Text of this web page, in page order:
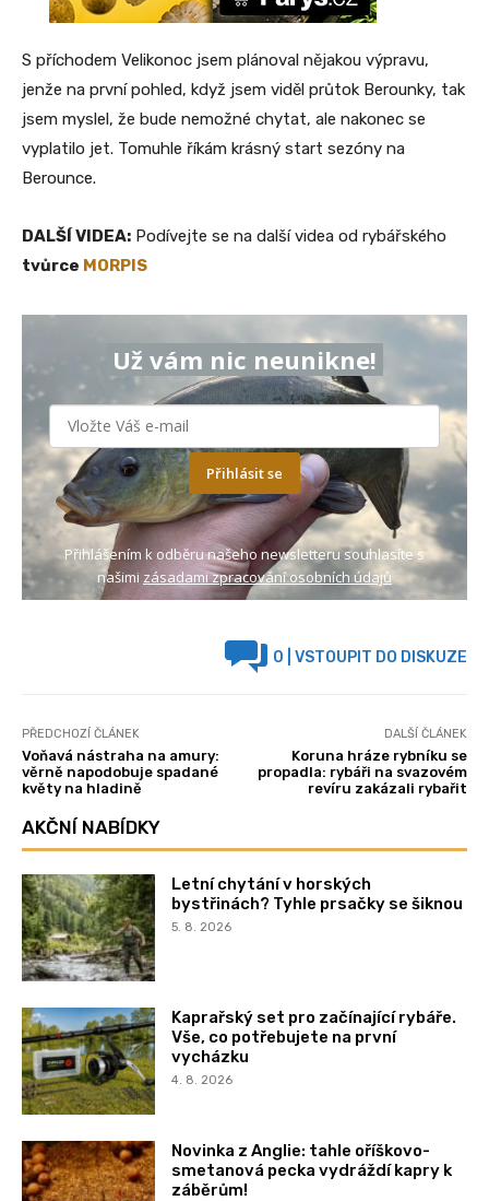
S příchodem Velikonoc jsem plánoval nějakou výpravu,
jenže na první pohled, když jsem viděl průtok Berounky, tak
jsem myslel, že bude nemožné chytat, ale nakonec se
vyplatilo jet. Tomuhle říkám krásný start sezóny na
Berounce.
DALŠÍ VIDEA: Podívejte se na další videa od rybářského
tvůrce MORPIS
Už vám nic neunikne!
Přihlásit se
Přihlášením k odběru našeho newsletteru souhlasíte s
našimi zásadami zpracování osobních údajů
0 | VSTOUPIT DO DISKUZE
PŘEDCHOZÍ ČLÁNEK
Voňavá nástraha na amury:
věrně napodobuje spadané
květy na hladině
DALŠÍ ČLÁNEK
Koruna hráze rybníku se
propadla: rybáři na svazovém
revíru zakázali rybařit
AKČNÍ NABÍDKY
Letní chytání v horských
bystřinách? Tyhle prsačky se šiknou
5. 8. 2026
Kaprařský set pro začínající rybáře.
Vše, co potřebujete na první
vycházku
4. 8. 2026
Novinka z Anglie: tahle oříškovo-
smetanová pecka vydráždí kapry k
záběrům!